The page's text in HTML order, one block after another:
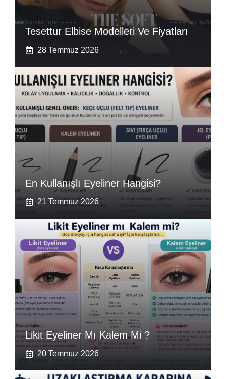
Tesettur Elbise Modelleri Ve Fiyatları
28 Temmuz 2026
En Kullanışlı Eyeliner Hangisi?
21 Temmuz 2026
Likit Eyeliner Mı Kalem Mi ?
20 Temmuz 2026